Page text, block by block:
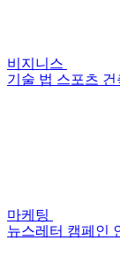
비지니스
기술 법 스포츠 건
마케팅
뉴스레터 캠페인